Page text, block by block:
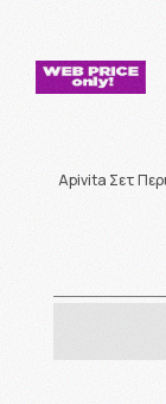
Apivita Σετ